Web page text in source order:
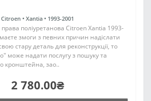
Citroen • Xantia • 1993-2001
поліуретанова Citroen Xantia 1993-
змоги з певних причин надіслати
стару деталь для реконструкції, то
може надати послугу з пошуку та
кронштейна, зао..
2 780.00₴